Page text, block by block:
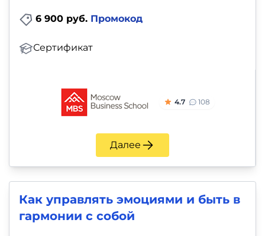
6 900 руб. Промокод
Сертификат
4.7 108
Далее
Как управлять эмоциями и быть в
гармонии с собой